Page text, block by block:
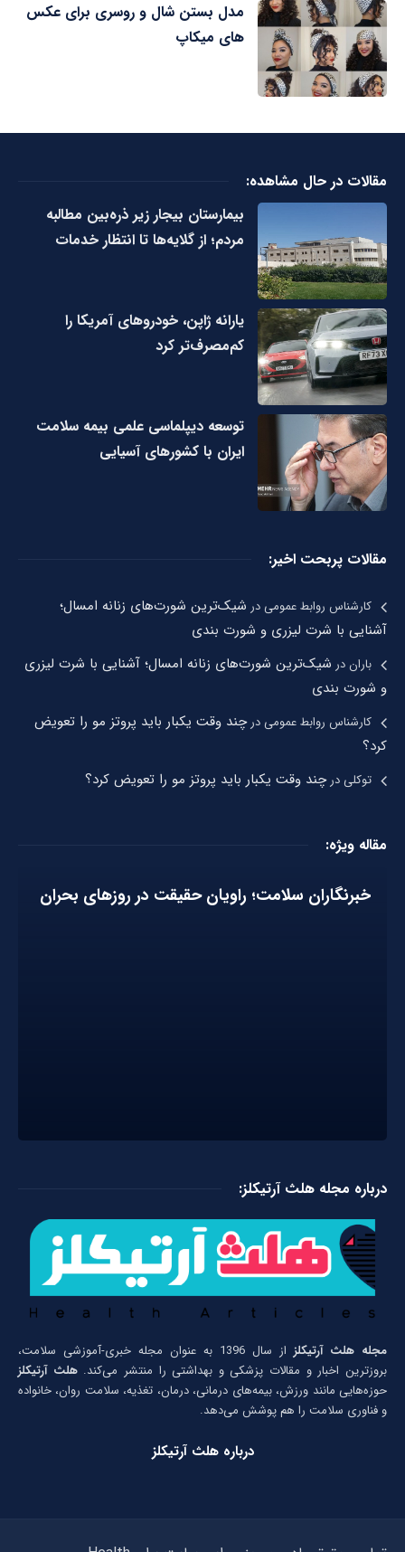
مدل بستن شال و روسری برای عکس
های میکاپ
مقالات در حال مشاهده:
بیمارستان بیجار زیر ذره‌بین مطالبه
مردم؛ از گلایه‌ها تا انتظار خدمات
یارانه ژاپن، خودروهای آمریکا را
کم‌مصرف‌تر کرد
توسعه دیپلماسی علمی بیمه سلامت
ایران با کشورهای آسیایی
مقالات پربحت اخیر:
کارشناس روابط عمومیدر شیک‌ترین شورت‌های زنانه امسال؛
آشنایی با شرت لیزری و شورت بندی
باراندر شیک‌ترین شورت‌های زنانه امسال؛ آشنایی با شرت لیزری
و شورت بندی
کارشناس روابط عمومیدرچند وقت یکبار باید پروتز مو را تعویض
کرد؟
توکلیدرچند وقت یکبار باید پروتز مو را تعویض کرد؟
مقاله ویژه:
خبرنگاران سلامت؛ راویان حقیقت در روزهای بحران
درباره مجله هلث آرتیکلز:
مجله هلث آرتیکلز
از سال 1396 به عنوان مجله خبری-آموزشی سلامت،
بروزترین اخبار و مقالات پزشکی و بهداشتی را منتشر می‌کند.هلث آرتیکلز
حوزه‌هایی مانند ورزش، بیمه‌های درمانی، درمان، تغذیه، سلامت روان، خانواده
و فناوری سلامت را هم پوشش می‌دهد.
درباره هلث آرتیکلز